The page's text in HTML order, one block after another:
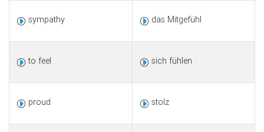
sympathy das Mitgefühl
to feel sich fühlen
proud stolz